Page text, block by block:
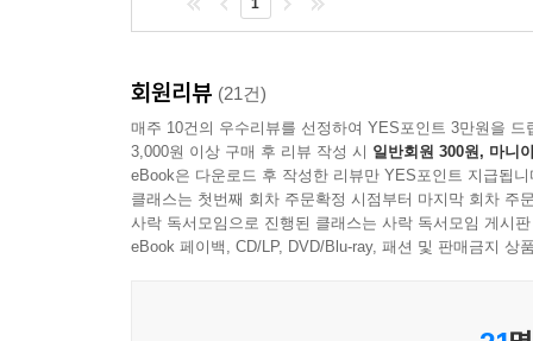
1
회원리뷰 (21건)
매주 10건의 우수리뷰를 선정하여 YES포인트 3만원을 드
3,000원 이상 구매 후 리뷰 작성 시 일반회원 300원, 마니
eBook은 다운로드 후 작성한 리뷰만 YES포인트 지급됩니
클래스는 첫번째 회차 주문확정 시점부터 마지막 회차 주
사락 독서모임으로 진행된 클래스는 사락 독서모임 게시
eBook 페이백, CD/LP, DVD/Blu-ray, 패션 및 판매금지 상